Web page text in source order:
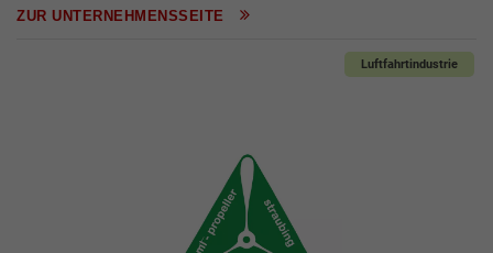
ZUR UNTERNEHMENSSEITE
Luftfahrtindustrie